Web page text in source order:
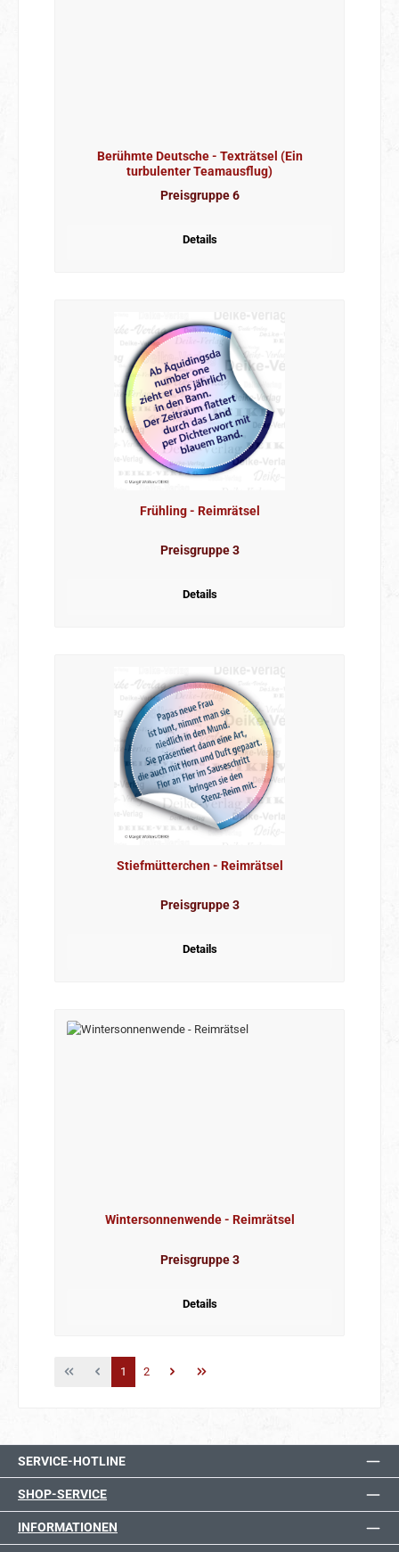
Berühmte Deutsche - Texträtsel (Ein
turbulenter Teamausflug)
Preisgruppe 6
Details
Frühling - Reimrätsel
Preisgruppe 3
Details
Stiefmütterchen - Reimrätsel
Preisgruppe 3
Details
Wintersonnenwende - Reimrätsel
Preisgruppe 3
Details
Seite
1 Seite
2
SERVICE-HOTLINE
SHOP-SERVICE
INFORMATIONEN